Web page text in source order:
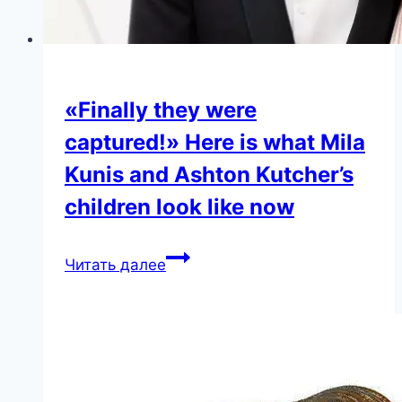
«Finally they were
captured!» Here is what Mila
Kunis and Ashton Kutcher’s
children look like now
Читать далее«Finally